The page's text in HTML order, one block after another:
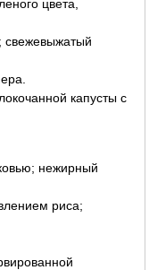
цвета,
капусты с
нежирный
риса;